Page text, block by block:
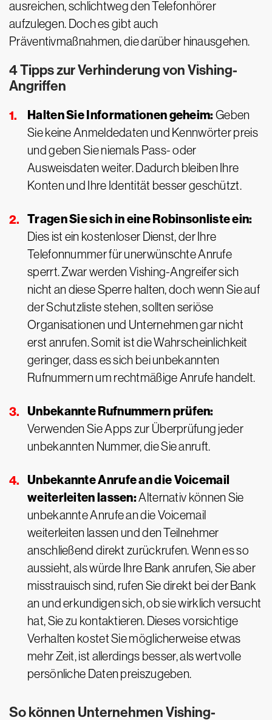
ausreichen, schlichtweg den Telefonhörer
aufzulegen. Doch es gibt auch
Präventivmaßnahmen, die darüber hinausgehen.
4 Tipps zur Verhinderung von Vishing-
Angriffen
Halten Sie Informationen geheim:Geben
Sie keine Anmeldedaten und Kennwörter preis
und geben Sie niemals Pass- oder
Ausweisdaten weiter. Dadurch bleiben Ihre
Konten und Ihre Identität besser geschützt.
Tragen Sie sich in eine Robinsonliste ein:
Dies ist ein kostenloser Dienst, der Ihre
Telefonnummer für unerwünschte Anrufe
sperrt. Zwar werden Vishing-Angreifer sich
nicht an diese Sperre halten, doch wenn Sie auf
der Schutzliste stehen, sollten seriöse
Organisationen und Unternehmen gar nicht
erst anrufen. Somit ist die Wahrscheinlichkeit
geringer, dass es sich bei unbekannten
Rufnummern um rechtmäßige Anrufe handelt.
Unbekannte Rufnummern prüfen:
Verwenden Sie Apps zur Überprüfung jeder
unbekannten Nummer, die Sie anruft.
Unbekannte Anrufe an die Voicemail
weiterleiten lassen:Alternativ können Sie
unbekannte Anrufe an die Voicemail
weiterleiten lassen und den Teilnehmer
anschließend direkt zurückrufen. Wenn es so
aussieht, als würde Ihre Bank anrufen, Sie aber
misstrauisch sind, rufen Sie direkt bei der Bank
an und erkundigen sich, ob sie wirklich versucht
hat, Sie zu kontaktieren. Dieses vorsichtige
Verhalten kostet Sie möglicherweise etwas
mehr Zeit, ist allerdings besser, als wertvolle
persönliche Daten preiszugeben.
So können Unternehmen Vishing-